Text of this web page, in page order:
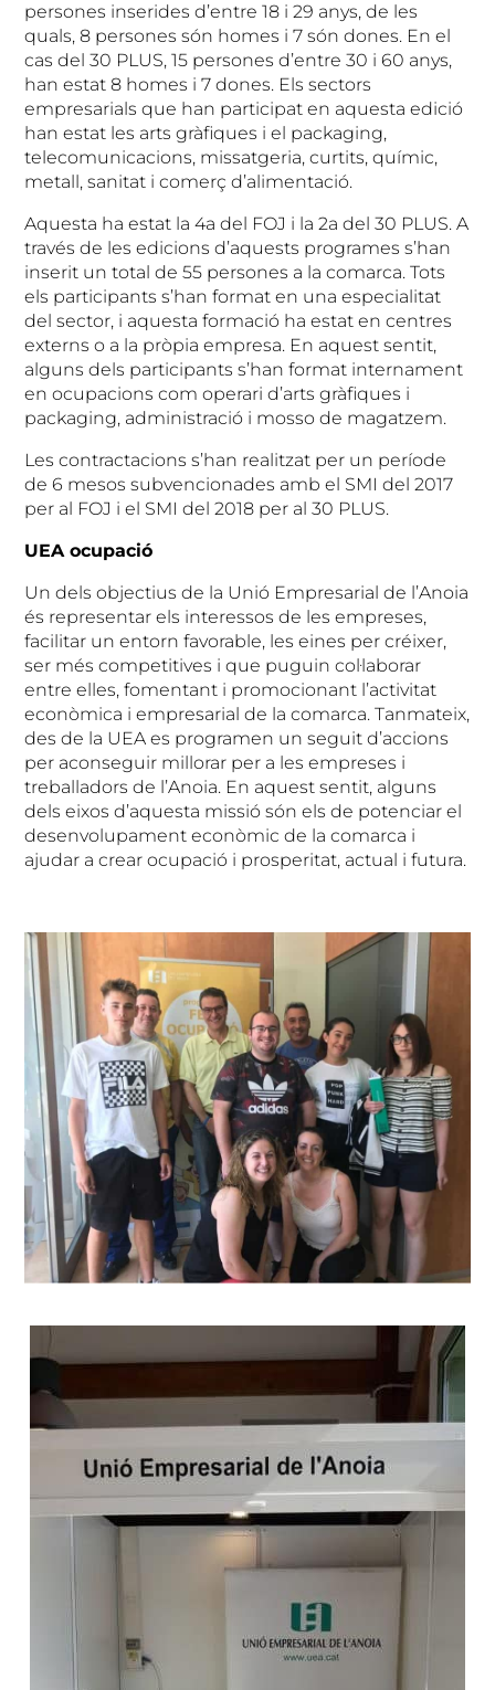
persones inserides d’entre 18 i 29 anys, de les
quals, 8 persones són homes i 7 són dones. En el
cas del 30 PLUS, 15 persones d’entre 30 i 60 anys,
han estat 8 homes i 7 dones. Els sectors
empresarials que han participat en aquesta edició
han estat les arts gràfiques i el packaging,
telecomunicacions, missatgeria, curtits, químic,
metall, sanitat i comerç d’alimentació.
Aquesta ha estat la 4a del FOJ i la 2a del 30 PLUS. A
través de les edicions d’aquests programes s’han
inserit un total de 55 persones a la comarca. Tots
els participants s’han format en una especialitat
del sector, i aquesta formació ha estat en centres
externs o a la pròpia empresa. En aquest sentit,
alguns dels participants s’han format internament
en ocupacions com operari d’arts gràfiques i
packaging, administració i mosso de magatzem.
Les contractacions s’han realitzat per un període
de 6 mesos subvencionades amb el SMI del 2017
per al FOJ i el SMI del 2018 per al 30 PLUS.
UEA ocupació
Un dels objectius de la Unió Empresarial de l’Anoia
és representar els interessos de les empreses,
facilitar un entorn favorable, les eines per créixer,
ser més competitives i que puguin col·laborar
entre elles, fomentant i promocionant l’activitat
econòmica i empresarial de la comarca. Tanmateix,
des de la UEA es programen un seguit d’accions
per aconseguir millorar per a les empreses i
treballadors de l’Anoia. En aquest sentit, alguns
dels eixos d’aquesta missió són els de potenciar el
desenvolupament econòmic de la comarca i
ajudar a crear ocupació i prosperitat, actual i futura.